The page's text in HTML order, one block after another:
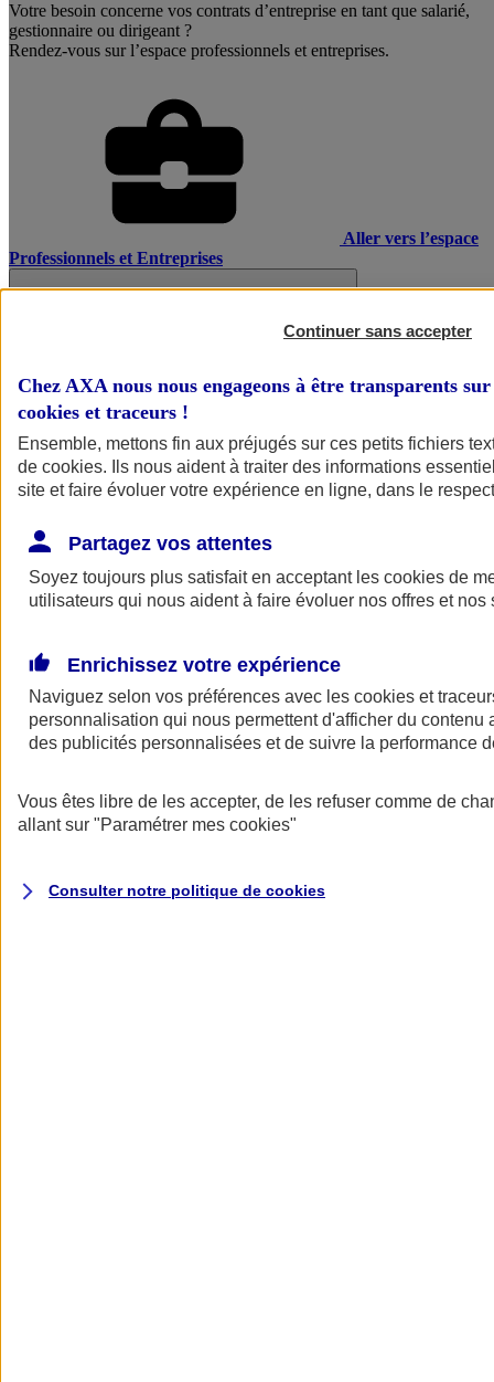
Votre besoin concerne vos contrats d’entreprise en tant que salarié,
gestionnaire ou dirigeant ?
Rendez-vous sur l’espace professionnels et entreprises.
Aller vers l’espace
Professionnels et Entreprises
AXA Assurance
Continuer sans accepter
Chez AXA nous nous engageons à être transparents
cookies et traceurs !
Ensemble, mettons fin aux préjugés sur ces petits fichiers
de cookies. Ils nous aident à traiter des informations
site et faire évoluer votre expérience en ligne, dans le
Partagez vos attentes
Soyez toujours plus satisfait en acceptant les cookies de
utilisateurs qui nous aident à faire évoluer nos offres et nos
Enrichissez votre expérience
Naviguez selon vos préférences avec les cookies et
personnalisation qui nous permettent d'afficher du contenu
des publicités personnalisées et de suivre la performance
Vous êtes libre de les accepter, de les refuser comme de
allant sur "Paramétrer mes cookies"
Consulter notre politique de cookies